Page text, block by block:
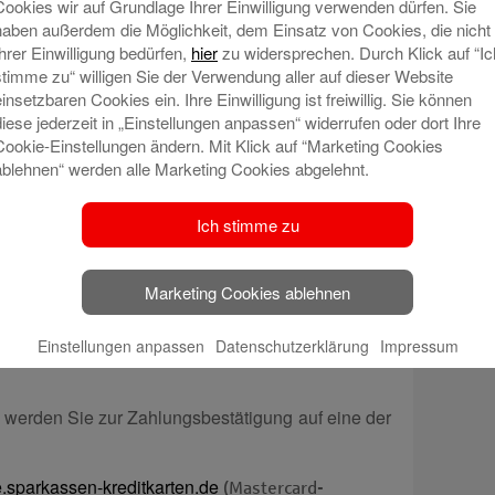
Internet-Seite weitergeleitet. Hier bekommen
einmal angezeigt und müssen sie dann – wenn
können Sie Ihre Kartenzahlung ganz einfach
Datenübermittlung per SMS. Sollten die
können Sie den Vorgang natürlich auch
für Mastercard SecureCode oder
Sie nichts weiter tun. Ihre Registrierung
Identity Check und Visa Secure übernommen.
noch nicht, ist aber eine Registrierung
damit nicht zu lange zu warten.
von Kartenzahlungen im
Sie zur Zahlungsbestätigung auf eine der
kreditkarten.de (Mastercard-
wir auf Grundlage Ihrer Einwilligung verwenden dürfen. Sie
außerdem die Möglichkeit, dem Einsatz von Cookies, die nicht
Einwilligung bedürfen, hierzu widersprechen. Durch Klick auf
zu“ willigen Sie der Verwendung aller auf dieser Website
Cookies ein. Ihre Einwilligung ist freiwillig. Sie können
jederzeit in „Einstellungen anpassen“ widerrufen oder dort Ihre
Einstellungen ändern. Mit Klick auf “Marketing Cookies
werden alle Marketing Cookies abgelehnt.
Ich stimme zu
Marketing Cookies ablehnen
Einstellungen anpassen Datenschutzerklärung Impressum